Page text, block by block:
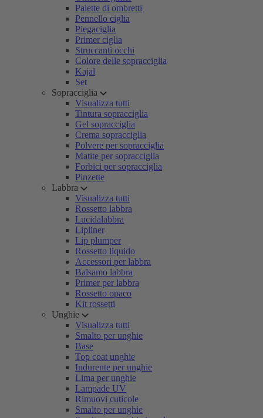
Palette di ombretti
Pennello ciglia
Piegaciglia
Primer ciglia
Struccanti occhi
Colore delle sopracciglia
Kajal
Set
Sopracciglia
Visualizza tutti
Tintura sopracciglia
Gel sopracciglia
Crema sopracciglia
Polvere per sopracciglia
Matite per sopracciglia
Forbici per sopracciglia
Pinzette
Labbra
Visualizza tutti
Rossetto labbra
Lucidalabbra
Lipliner
Lip plumper
Rossetto liquido
Accessori per labbra
Balsamo labbra
Primer per labbra
Rossetto opaco
Kit rossetti
Unghie
Visualizza tutti
Smalto per unghie
Base
Top coat unghie
Indurente per unghie
Lima per unghie
Lampade UV
Rimuovi cuticole
Smalto per unghie